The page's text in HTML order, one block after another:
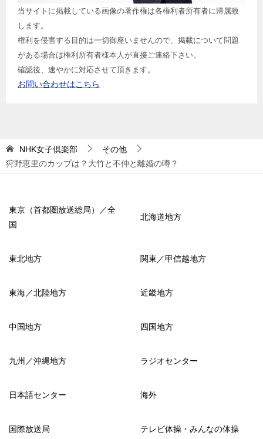
当サイトに掲載している画像の著作権は各権利者所有者に帰属致
します。
権利を侵害する目的は一切御座いませんので、掲載について問題
がある場合は権利所有者様本人が直接ご連絡下さい。
確認後、速やかに対応させて頂きます。
お問い合わせはこちら
NHK女子倶楽部
その他
狩野恵里のカップは？大竹と不仲と離婚の噂？
東京（首都圏放送総局）／全
国
北海道地方
東北地方 関東／甲信越地方
東海／北陸地方 近畿地方
中国地方 四国地方
九州／沖縄地方 ラジオセンター
日本語センター 海外
国際放送局 テレビ体操・みんなの体操